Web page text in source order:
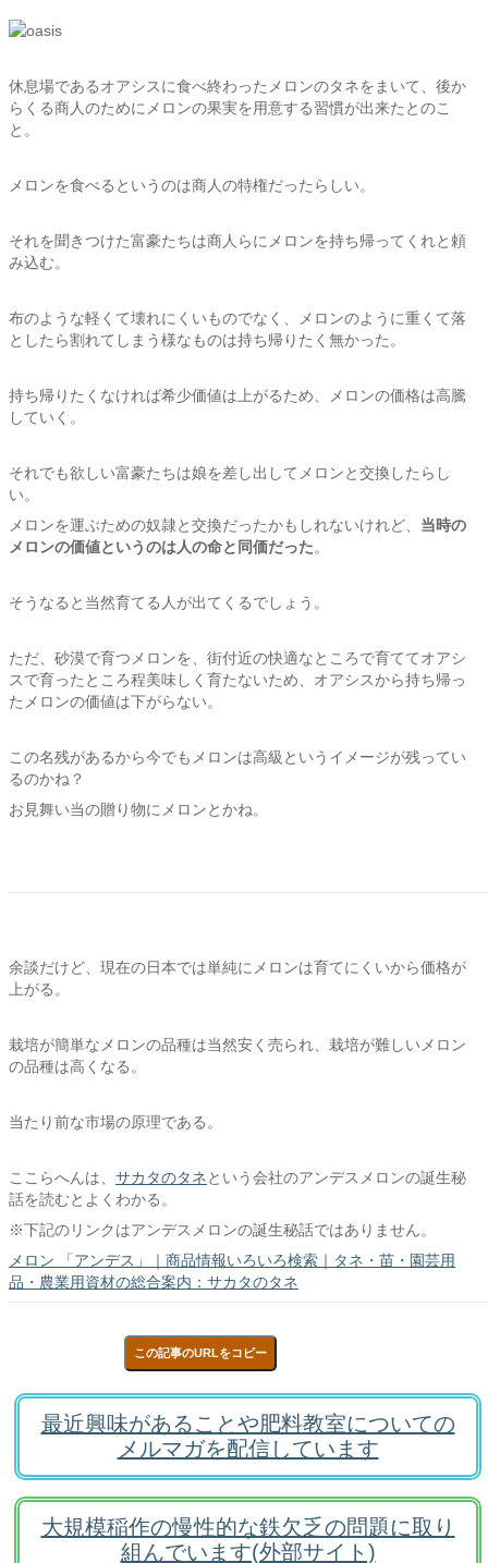
休息場であるオアシスに食べ終わったメロンのタネをまいて、後か
らくる商人のためにメロンの果実を用意する習慣が出来たとのこ
と。
メロンを食べるというのは商人の特権だったらしい。
それを聞きつけた富豪たちは商人らにメロンを持ち帰ってくれと頼
み込む。
布のような軽くて壊れにくいものでなく、メロンのように重くて落
としたら割れてしまう様なものは持ち帰りたく無かった。
持ち帰りたくなければ希少価値は上がるため、メロンの価格は高騰
していく。
それでも欲しい富豪たちは娘を差し出してメロンと交換したらし
い。
メロンを運ぶための奴隷と交換だったかもしれないけれど、 当時の
メロンの価値というのは人の命と同価だった。
そうなると当然育てる人が出てくるでしょう。
ただ、砂漠で育つメロンを、街付近の快適なところで育ててオアシ
スで育ったところ程美味しく育たないため、オアシスから持ち帰っ
たメロンの価値は下がらない。
この名残があるから今でもメロンは高級というイメージが残ってい
るのかね？
お見舞い当の贈り物にメロンとかね。
余談だけど、現在の日本では単純にメロンは育てにくいから価格が
上がる。
栽培が簡単なメロンの品種は当然安く売られ、栽培が難しいメロン
の品種は高くなる。
当たり前な市場の原理である。
ここらへんは、 サカタのタネという会社のアンデスメロンの誕生秘
話を読むとよくわかる。
※下記のリンクはアンデスメロンの誕生秘話ではありません。
メロン 「アンデス」｜商品情報いろいろ検索｜タネ・苗・園芸用
品・農業用資材の総合案内：サカタのタネ
この記事のURLをコピー
最近興味があることや肥料教室についての
メルマガを配信しています
大規模稲作の慢性的な鉄欠乏の問題に取り
組んでいます(外部サイト)